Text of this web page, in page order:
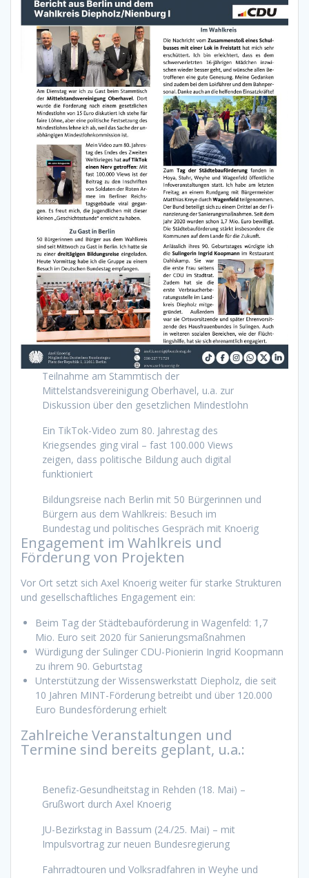
Teilnahme am Stammtisch der
Mittelstandsvereinigung Oberhavel, u.a. zur
Diskussion über den gesetzlichen Mindestlohn
Ein TikTok-Video zum 80. Jahrestag des
Kriegsendes ging viral – fast 100.000 Views
zeigen, dass politische Bildung auch digital
funktioniert
Bildungsreise nach Berlin mit 50 Bürgerinnen und
Bürgern aus dem Wahlkreis: Besuch im
Bundestag und politisches Gespräch mit Knoerig
Engagement im Wahlkreis und
Förderung von Projekten
Vor Ort setzt sich Axel Knoerig weiter für starke Strukturen
und gesellschaftliches Engagement ein:
Beim Tag der Städtebauförderung in Wagenfeld: 1,7
Mio. Euro seit 2020 für Sanierungsmaßnahmen
Würdigung der Sulinger CDU-Pionierin Ingrid Koopmann
zu ihrem 90. Geburtstag
Unterstützung der Wissenswerkstatt Diepholz, die seit
10 Jahren MINT-Förderung betreibt und über 120.000
Euro Bundesförderung erhielt
Zahlreiche Veranstaltungen und
Termine sind bereits geplant, u.a.:
Benefiz-Gesundheitstag in Rehden (18. Mai) –
Grußwort durch Axel Knoerig
JU-Bezirkstag in Bassum (24./25. Mai) – mit
Impulsvortrag zur neuen Bundesregierung
Fahrradtouren und Volksradfahren in Weyhe und